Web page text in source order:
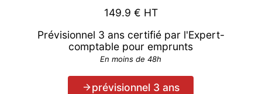
149.9 € HT
Prévisionnel 3 ans certifié par l'Expert-
comptable pour emprunts
En moins de 48h
prévisionnel 3 ans